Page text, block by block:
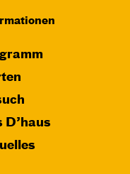
D’haus